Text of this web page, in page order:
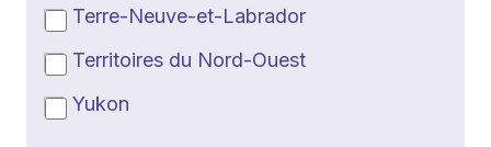
Terre-Neuve-et-Labrador
Territoires du Nord-Ouest
Yukon